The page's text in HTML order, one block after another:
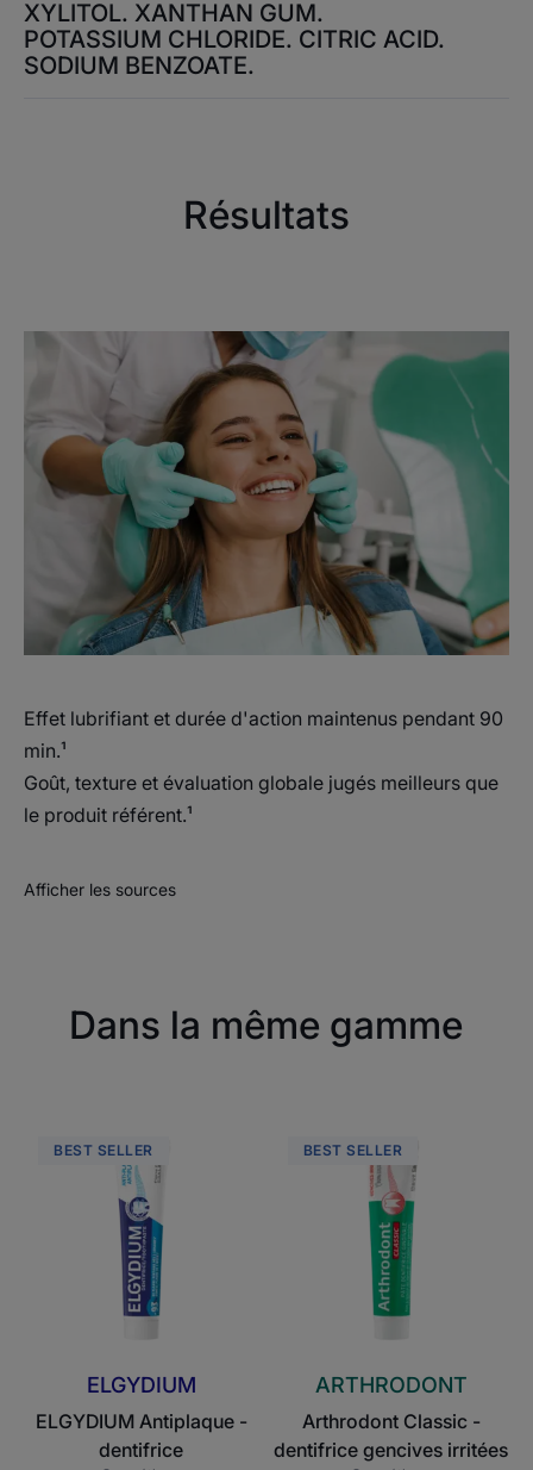
XYLITOL. XANTHAN GUM.
POTASSIUM CHLORIDE. CITRIC ACID.
SODIUM BENZOATE.
Résultats
Effet lubrifiant et durée d'action maintenus pendant 90
min.¹
Goût, texture et évaluation globale jugés meilleurs que
le produit référent.¹
Afficher les sources
Dans la même gamme
Antiplaque
-
dentifrice
BEST SELLER
ELGYDIUM
ELGYDIUM Antiplaque -
dentifrice
Classic
-
dentifrice
gencives
irritées
BEST SELLER
ARTHRODONT
Arthrodont Classic -
dentifrice gencives irritées